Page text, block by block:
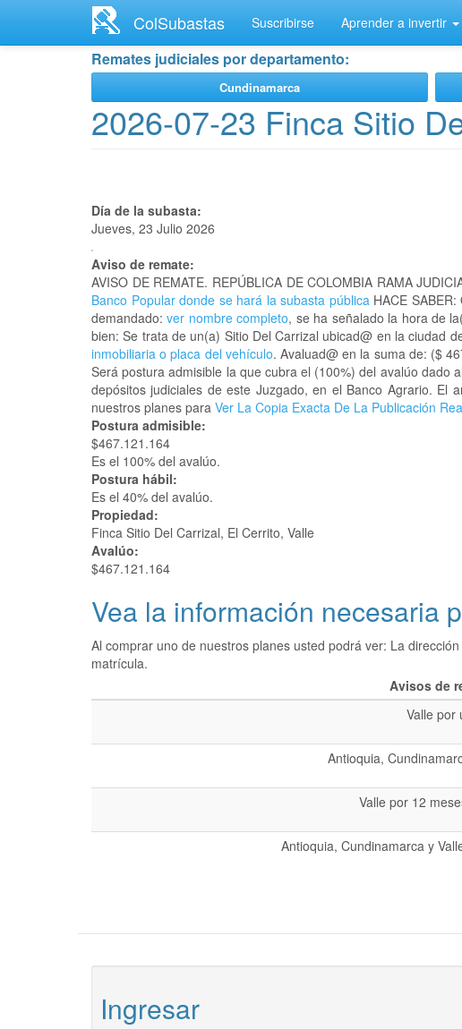
contenido
ColSubastas Suscribirse Aprender a invertir
Remates judiciales por departamento:
Cundinamarca
2026-07-23 Finca Sitio
Día de la subasta:
Jueves, 23 Julio 2026
Aviso de remate:
AVISO DE REMATE. REPÚBLICA DE COLOMBIA RAMA
Banco Popular donde se hará la subasta públicaHACE
demandado:ver nombre completo, se ha señalado la hora de
bien: Se trata de un(a) Sitio Del Carrizal ubicad@ en la ciudad
inmobiliaria o placa del vehículo. Avaluad@ en la suma de: ($
Será postura admisible la que cubra el (100%) del avalúo dado
depósitos judiciales de este Juzgado, en el Banco Agrario.
nuestros planes para Ver La Copia Exacta De La Publicación
Postura admisible:
$467.121.164
Es el 100% del avalúo.
Postura hábil:
Es el 40% del avalúo.
Propiedad:
Finca Sitio Del Carrizal, El Cerrito, Valle
Avalúo:
$467.121.164
Vea la información necesaria
Al comprar uno de nuestros planes usted podrá ver: La
matrícula.
Avisos de
Valle por
Antioquia,
Valle por 12
Antioquia, Cundinamarca y
Ingresar